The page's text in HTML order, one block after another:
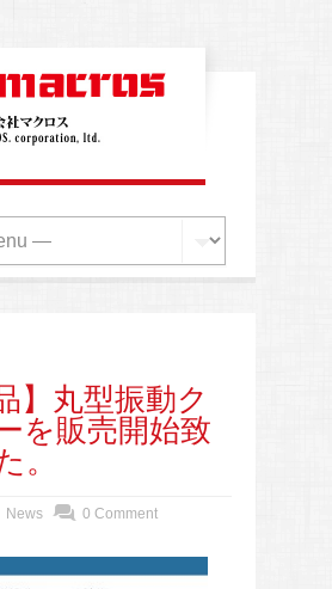
】丸型振動ク
を販売開始致
。
News 0 Comment